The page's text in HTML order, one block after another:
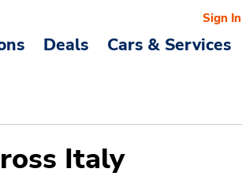
Deals Cars & Services
Sign In
Italy